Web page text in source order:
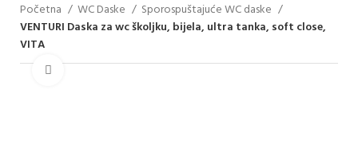
Početna WC Daske
Sporospuštajuće WC daske
VENTURI Daska za wc školjku, bijela, ultra tanka, soft close,
VITA